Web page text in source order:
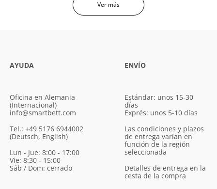
Ver más
AYUDA
Oficina en Alemania
(Internacional)
info@smartbett.com
Tel.: +49 5176 6944002
(Deutsch, English)
Lun - Jue: 8:00 - 17:00
Vie: 8:30 - 15:00
Sáb / Dom: cerrado
ENVÍO
Estándar: unos 15-30
días
Exprés: unos 5-10 días
Las condiciones y plazos
de entrega varían en
función de la región
seleccionada
Detalles de entrega en la
cesta de la compra